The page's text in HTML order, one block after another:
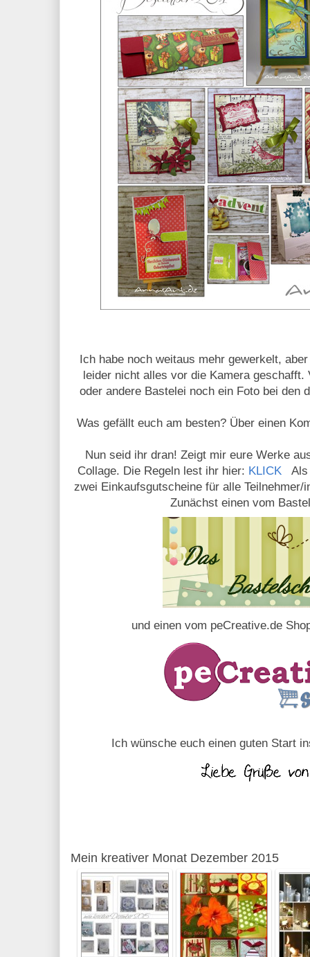
Ich habe noch weitaus mehr gewerkelt,
leider nicht alles vor die Kamera
oder andere Bastelei noch ein Foto bei den
Was gefällt euch am besten? Über einen
Nun seid ihr dran! Zeigt mir eure Werke
Collage. Die Regeln lest ihr hier: KLICK
zwei Einkaufsgutscheine für alle
Zunächst einen vom
und einen vom peCreative.de
Ich wünsche euch einen guten Start
Mein kreativer Monat Dezember 2015